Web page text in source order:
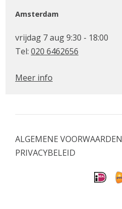
Amsterdam
vrijdag 7 aug 9:30 - 18:00
Tel: 020 6462656
Meer info
ALGEMENE VOORWAARDEN
PRIVACYBELEID